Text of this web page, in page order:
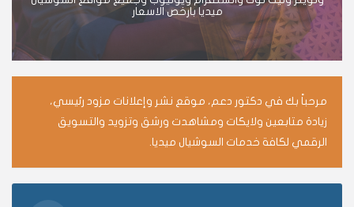
ميديا بارخص الاسعار
مرحباً بك في دكتور دعم، موقع نشر وإعلانات مزود رئيسي،
زيادة متابعين ولايكات ومشاهدت ورشق وتزويد والتسويق
الرقمي لكافة خدمات السوشيال ميديا.